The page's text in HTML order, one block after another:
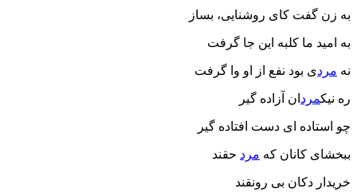
به زن گفت کای روشنایی، بساز
به امید ما کلبه این جا گرفت
نه مردی بود نفع از او وا گرفت
ره نیکمرد ان آزاده گیر
چو استاده ای دست افتاده گیر
ببخشای کانان که مرد حقند
خریدار دکان بی رونقند